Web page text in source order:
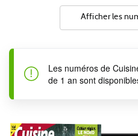
Afficher les
Les numéros de
de 1 an sont